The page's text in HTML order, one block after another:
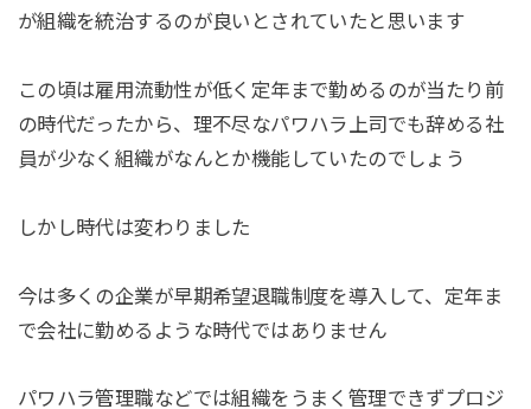
が組織を統治するのが良いとされていたと思います
この頃は雇用流動性が低く定年まで勤めるのが当たり前
の時代だったから、理不尽なパワハラ上司でも辞める社
員が少なく組織がなんとか機能していたのでしょう
しかし時代は変わりました
今は多くの企業が早期希望退職制度を導入して、定年ま
で会社に勤めるような時代ではありません
パワハラ管理職などでは組織をうまく管理できずプロジ